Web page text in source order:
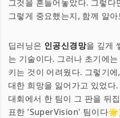
그것을 흔들어놓았다. 그렇다
그렇게 중요했는지, 함께 알
딥러닝은 인공신경망을 깊게
는 기술이다. 그러나 초기에
키는 것이 어려웠다. 그렇기
대한 희망을 잃어가고 있었
대회에서 한 팀이 그 판을 뒤
표한 'SuperVision' 팀이다